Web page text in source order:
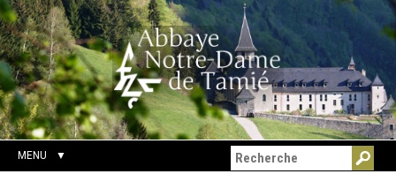
Aller
au
contenu.
|
Aller
à
la
navigation
Outils
personnels
Chercher par
Recherche
avancée…
MENU